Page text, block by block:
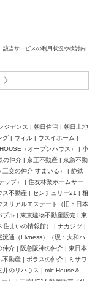
該当サービスの利用状況や検討内
ジデンス | 朝日住宅 | 朝日土地
| ウィル | ウスイホーム |
（オープンハウス） | 小
の仲介 | 京王不動産 | 京急不動
交の仲介 すまいる） | 静鉄
ップ） | 住友林業ホームサー
ス不動産 | センチュリー21 | 相
リアルエステート（旧：日本
ル | 東京建物不動産販売 | 東
住まいの情報館） | ナカジツ |
通（Livness）（現：大和ハ
仲介 | 阪急阪神の仲介 | 東日本
動産 | ポラスの仲介 | ミサワ
のリハウス | mic House＆